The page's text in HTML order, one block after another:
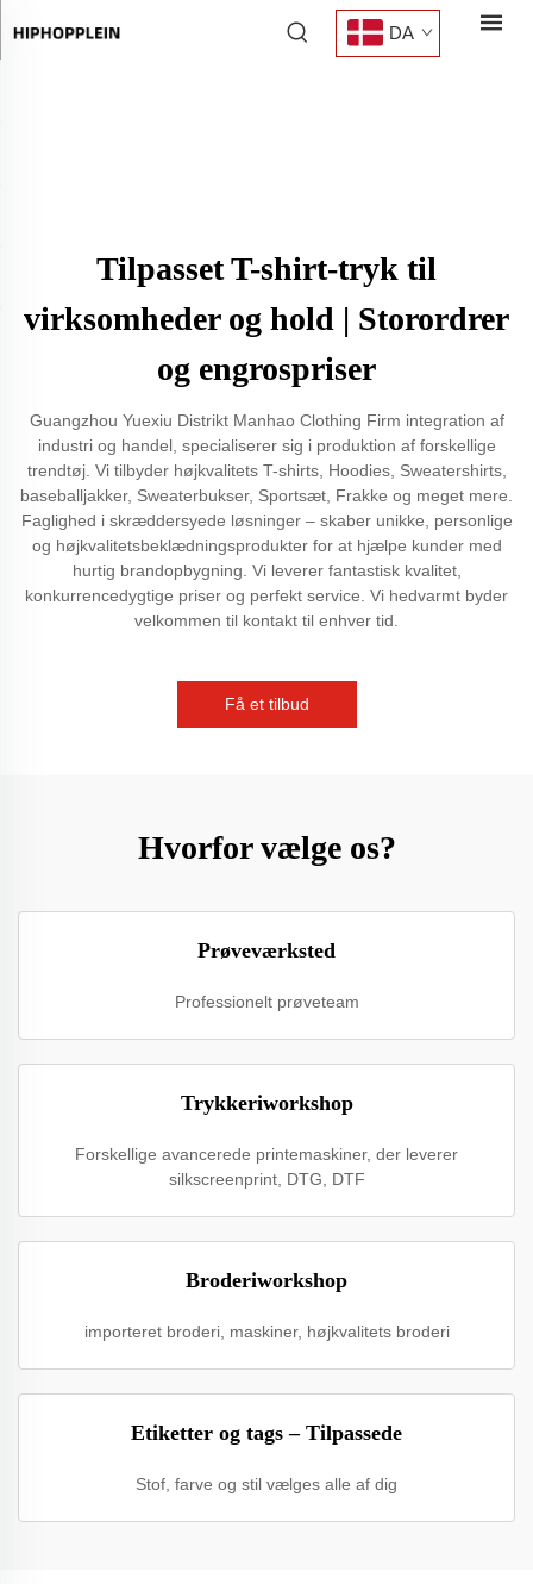
DA
Tilpasset T-shirt-tryk til
virksomheder og hold | Storordrer
og engrospriser
Guangzhou Yuexiu Distrikt Manhao Clothing Firm integration af
industri og handel, specialiserer sig i produktion af forskellige
trendtøj. Vi tilbyder højkvalitets T-shirts, Hoodies, Sweatershirts,
baseballjakker, Sweaterbukser, Sportsæt, Frakke og meget mere.
Faglighed i skræddersyede løsninger – skaber unikke, personlige
og højkvalitetsbeklædningsprodukter for at hjælpe kunder med
hurtig brandopbygning. Vi leverer fantastisk kvalitet,
konkurrencedygtige priser og perfekt service. Vi hedvarmt byder
velkommen til kontakt til enhver tid.
Få et tilbud
Hvorfor vælge os?
Prøveværksted
Professionelt prøveteam
Trykkeriworkshop
Forskellige avancerede printemaskiner, der leverer
silkscreenprint, DTG, DTF
Broderiworkshop
importeret broderi, maskiner, højkvalitets broderi
Etiketter og tags – Tilpassede
Stof, farve og stil vælges alle af dig